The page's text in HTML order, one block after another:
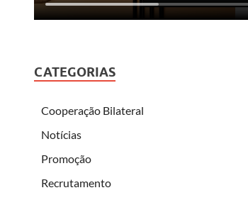
CATEGORIAS
Cooperação Bilateral
Notícias
Promoção
Recrutamento